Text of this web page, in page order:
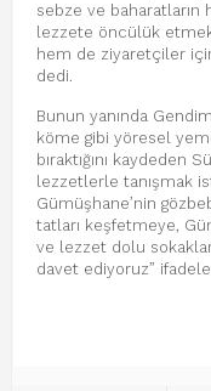
sebze ve baharatların
lezzete öncülük
hem de ziyaretçiler
dedi.
Bunun yanında
köme gibi yöresel
bıraktığını kaydeden
lezzetlerle tanışmak
Gümüşhane’nin
tatları keşfetmeye,
ve lezzet dolu
davet ediyoruz”